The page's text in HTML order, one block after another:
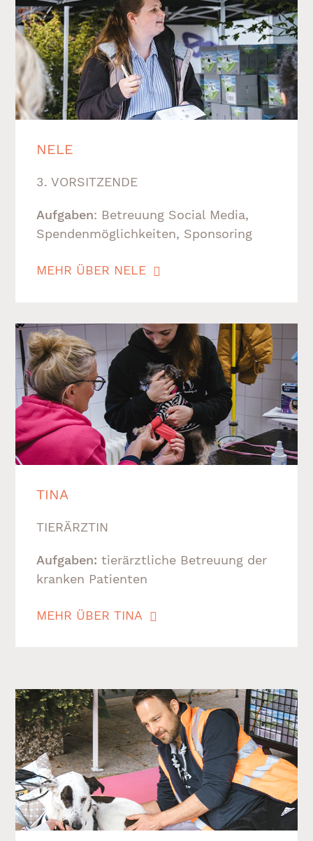
NELE
3. VORSITZENDE
Aufgaben: Betreuung Social Media,
Spendenmöglichkeiten, Sponsoring
MEHR ÜBER NELE
TINA
TIERÄRZTIN
Aufgaben: tierärztliche Betreuung der
kranken Patienten
MEHR ÜBER TINA